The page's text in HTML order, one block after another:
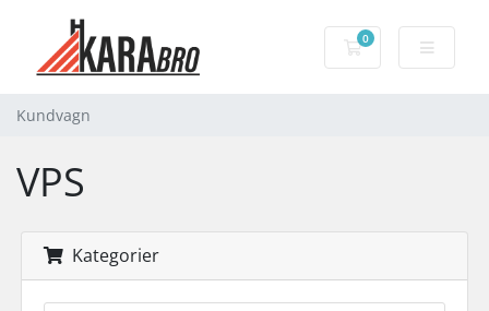
0
Kundvagn
Kundvagn
VPS
Kategorier